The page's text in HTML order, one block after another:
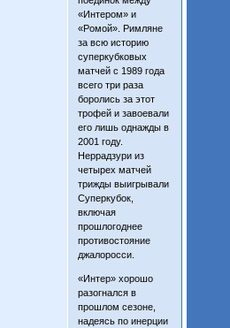
«Интером» и
«Ромой». Римляне
за всю историю
суперкубковых
матчей с 1989 года
всего три раза
боролись за этот
трофей и завоевали
его лишь однажды в
2001 году.
Неррадзури из
четырех матчей
трижды выигрывали
Суперкубок,
включая
прошлогоднее
противостояние
джалоросси.
«Интер» хорошо
разогнался в
прошлом сезоне,
надеясь по инерции